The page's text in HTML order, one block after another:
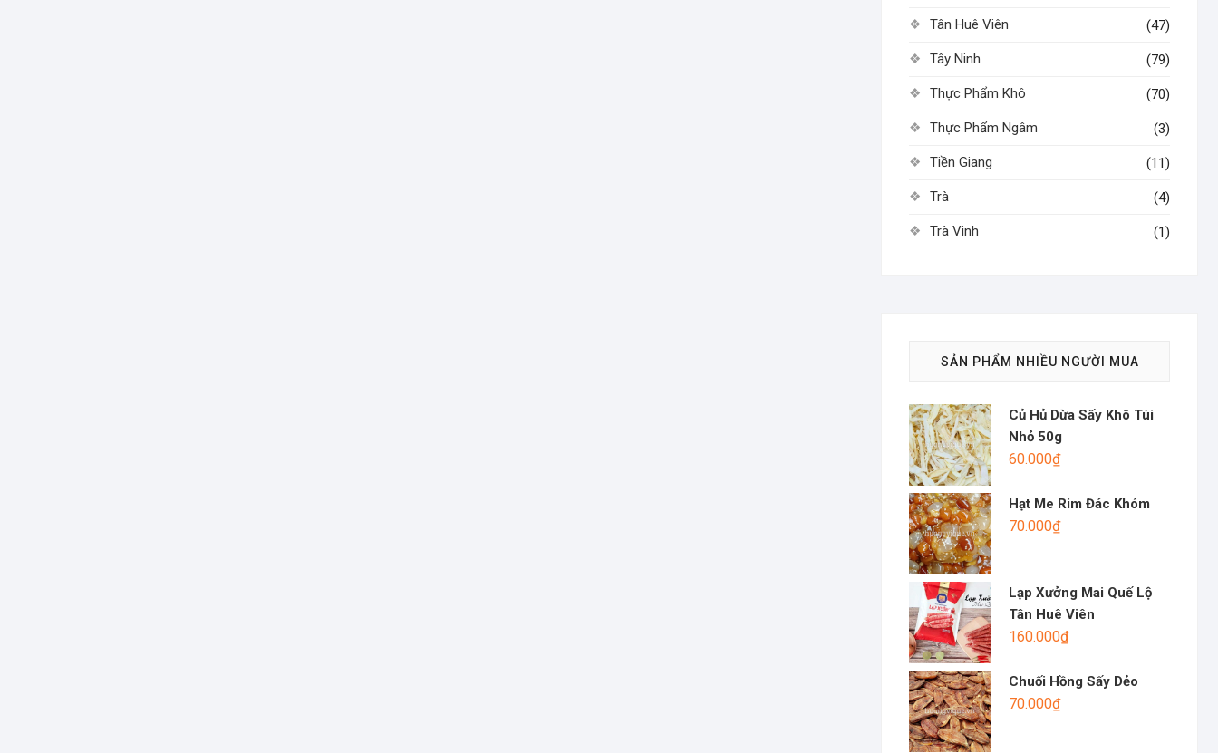
Tân Huê Viên (47)
Tây Ninh (79)
Thực Phẩm Khô (70)
Thực Phẩm Ngâm (3)
Tiền Giang (11)
Trà (4)
Trà Vinh (1)
SẢN PHẨM NHIỀU NGƯỜI MUA
Củ Hủ Dừa Sấy Khô Túi
Nhỏ 50g
60.000₫
Hạt Me Rim Đác Khóm
70.000₫
Lạp Xưởng Mai Quế Lộ
Tân Huê Viên
160.000₫
Chuối Hồng Sấy Dẻo
70.000₫